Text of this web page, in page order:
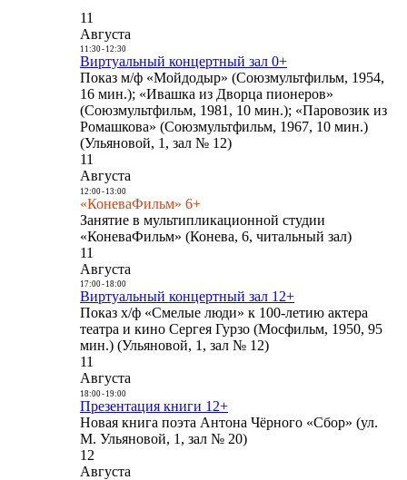
11
Августа
11:30- 12:30
Виртуальный концертный зал 0+
Показ м/ф «Мойдодыр» (Союзмультфильм, 1954,
16 мин.); «Ивашка из Дворца пионеров»
(Союзмультфильм, 1981, 10 мин.); «Паровозик из
Ромашкова» (Союзмультфильм, 1967, 10 мин.)
(Ульяновой, 1, зал № 12)
11
Августа
12:00- 13:00
«КоневаФильм» 6+
Занятие в мультипликационной студии
«КоневаФильм» (Конева, 6, читальный зал)
11
Августа
17:00- 18:00
Виртуальный концертный зал 12+
Показ х/ф «Смелые люди» к 100-летию актера
театра и кино Сергея Гурзо (Мосфильм, 1950, 95
мин.) (Ульяновой, 1, зал № 12)
11
Августа
18:00- 19:00
Презентация книги 12+
Новая книга поэта Антона Чёрного «Сбор» (ул.
М. Ульяновой, 1, зал № 20)
12
Августа